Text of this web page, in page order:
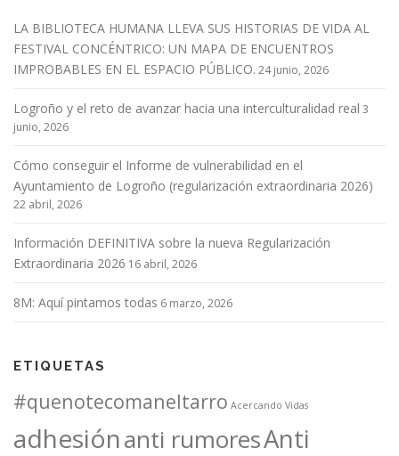
LA BIBLIOTECA HUMANA LLEVA SUS HISTORIAS DE VIDA AL
FESTIVAL CONCÉNTRICO: UN MAPA DE ENCUENTROS
IMPROBABLES EN EL ESPACIO PÚBLICO. 24 junio, 2026
Logroño y el reto de avanzar hacia una interculturalidad real 3
junio, 2026
Cómo conseguir el Informe de vulnerabilidad en el
Ayuntamiento de Logroño (regularización extraordinaria 2026)
22 abril, 2026
Información DEFINITIVA sobre la nueva Regularización
Extraordinaria 2026 16 abril, 2026
8M: Aquí pintamos todas 6 marzo, 2026
ETIQUETAS
#quenotecomaneltarro Acercando Vidas
adhesiónanti rumoresAnti